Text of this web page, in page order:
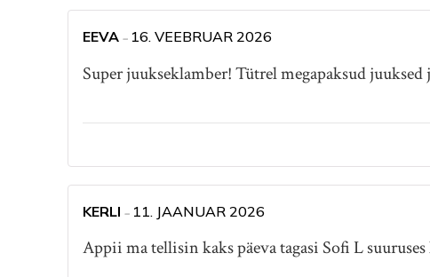
EEVA– 16. VEEBRUAR 2026
Super juukseklamber! Tütrel megapaksud
KERLI– 11. JAANUAR 2026
Appii ma tellisin kaks päeva tagasi Sofi L